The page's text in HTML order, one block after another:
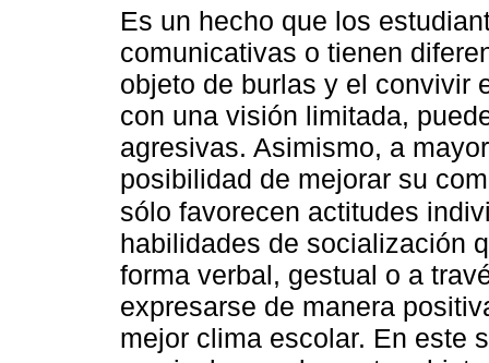
Es un hecho que los
comunicativas o tienen
objeto de burlas y el convivir
con una visión limitada,
agresivas. Asimismo, a
posibilidad de mejorar su
sólo favorecen actitudes
habilidades de socialización
forma verbal, gestual o a
expresarse de manera
mejor clima escolar. En este